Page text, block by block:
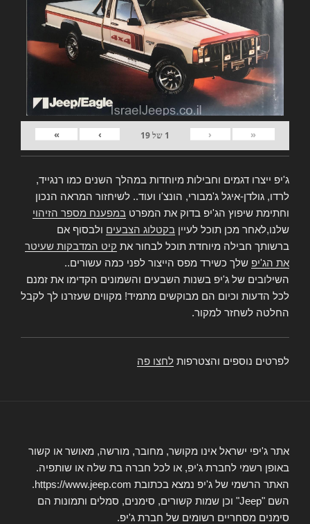
«
‹
1 של19
›
»
ג'יפ ייצרו דגמים וחבילות מיוחדות במהלך השנים כמו רנגייד,
לרדו, גולדן-איגל ג'מבורי, הונצ'ו ועוד.. לשיחזור המראה הנכון
וחתימת שיפוץ הג'יפ בדוק את המפרט במפענח מספר הזיהוי
שלנו,לאחר מכן תוכל לעיין בקטלוג הצבעים ולבסוף אם
ברשותך חבילה מיוחדת תוכל לבחור את קיט המדבקות שעיטר
את הג'יפ שלך כשירד מפס הייצור לפני כמה עשורים..
השילובים של ג'יפ בשנות השבעים והשמונים הקדימו את זמנם
לכל הדעות וכיום הם מבוקשים מתמיד! מקווים שעזרנו לך לקבל
החלטה לשחזר למקור.
לפרטים נוספים והצטרפות לחצו פה
אתר ג'יפי ישראל אינו מקושר, מחובר, מורשה, מאושר או קשור
באופן רשמי לחברת ג'יפ, או לכל חברה בת שלה או שותפיה.
האתר הרשמי של ג'יפ נמצא בכתובת https://www.jeep.com.
השם "Jeep" וכן שמות קשורים, סימנים, סמלים ותמונות הם
סימנים מסחריים רשומים של חברת ג'יפ.